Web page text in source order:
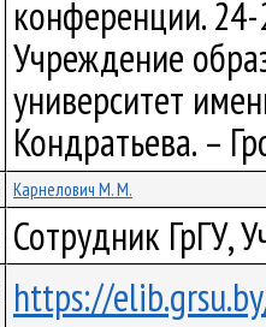
конференции. 24-
Учреждение
университет
Кондратьева. –
Карнелович М. М.
Сотрудник ГрГУ,
https://